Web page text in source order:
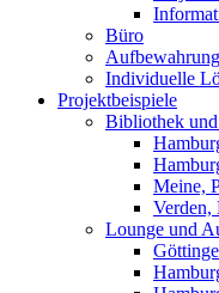
Büro
Aufbewahrung
Individuelle
Projektbeispiele
Bibliothek
Meine,
Verden,
Lounge und